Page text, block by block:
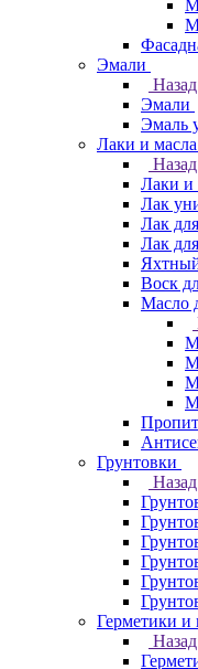
Эмали
Назад
Эмали
Эмаль
Лаки и масла
Назад
Лаки и
Лак
Лак
Лак
Воск
Масло
Грунтовки
Назад
Герметики и
Назад